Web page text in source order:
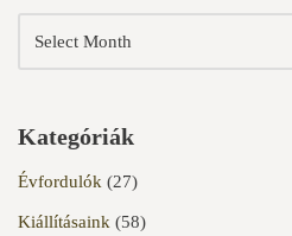
Kategóriák
Évfordulók (27)
Kiállításaink (58)